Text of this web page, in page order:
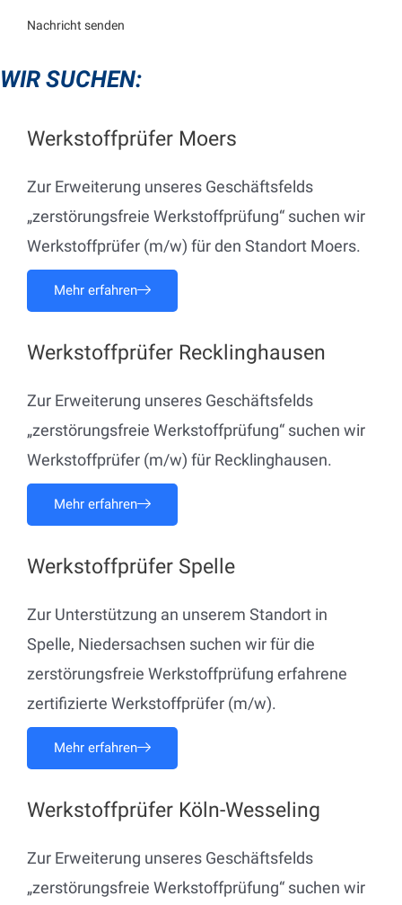
WIR SUCHEN:
Werkstoffprüfer Moers
Zur Erweiterung unseres Geschäftsfelds
„zerstörungsfreie Werkstoffprüfung“ suchen wir
Werkstoffprüfer (m/w) für den Standort Moers.
Mehr erfahren
Werkstoffprüfer Recklinghausen
Zur Erweiterung unseres Geschäftsfelds
„zerstörungsfreie Werkstoffprüfung“ suchen wir
Werkstoffprüfer (m/w) für Recklinghausen.
Mehr erfahren
Werkstoffprüfer Spelle
Zur Unterstützung an unserem Standort in
Spelle, Niedersachsen suchen wir für die
zerstörungsfreie Werkstoffprüfung erfahrene
zertifizierte Werkstoffprüfer (m/w).
Mehr erfahren
Werkstoffprüfer Köln-Wesseling
Zur Erweiterung unseres Geschäftsfelds
„zerstörungsfreie Werkstoffprüfung“ suchen wir